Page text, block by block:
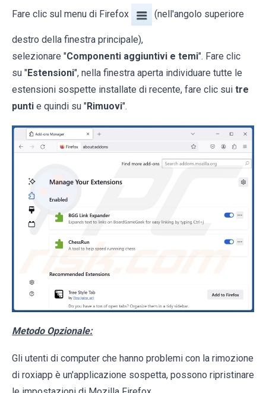
Fare clic sul menu di Firefox (nell'angolo superiore
destro della finestra principale),
selezionare "Componenti aggiuntivi e temi". Fare clic
su "Estensioni", nella finestra aperta individuare tutte le
estensioni sospette installate di recente, fare clic sui tre
punti e quindi su "Rimuovi".
Metodo Opzionale:
Gli utenti di computer che hanno problemi con la rimozione
di roxiapp è un'applicazione sospetta, possono ripristinare